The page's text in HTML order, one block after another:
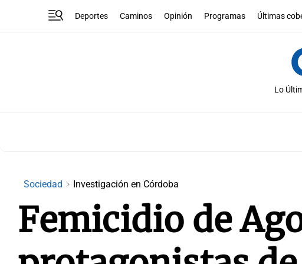
Deportes Caminos Opinión Programas Últimas
Lo
Sociedad Investigación en Córdoba
Femicidio de